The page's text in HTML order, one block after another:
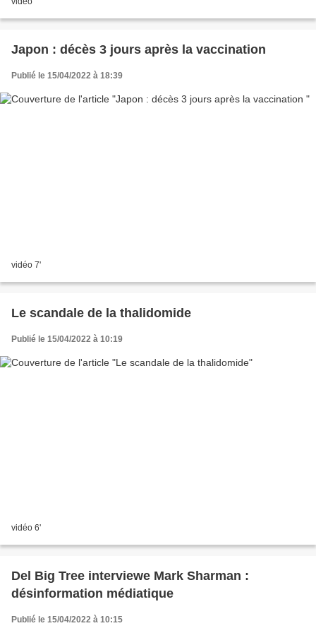
Japon : décès 3 jours après la vaccination
Publié le 15/04/2022 à 18:39
vidéo 7'
Le scandale de la thalidomide
Publié le 15/04/2022 à 10:19
vidéo 6'
Del Big Tree interviewe Mark Sharman :
désinformation médiatique
Publié le 15/04/2022 à 10:15